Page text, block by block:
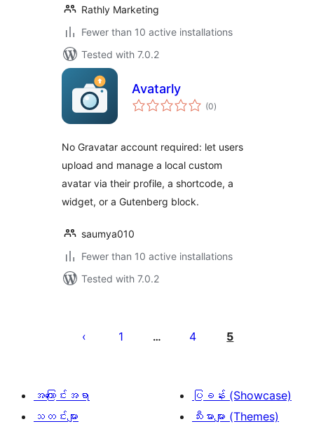
Rathly Marketing
Fewer than 10 active installations
Tested with 7.0.2
Avatarly
(0total
ratings
)
No Gravatar account required: let users
upload and manage a local custom
avatar via their profile, a shortcode, a
widget, or a Gutenberg block.
saumya010
Fewer than 10 active installations
Tested with 7.0.2
ခွဲ
ခြင်း
1 … 4 5
အကြောင်းအရာ
သတင်းများ
ပြခန်း (Showcase)
သီးမားများ (Themes)